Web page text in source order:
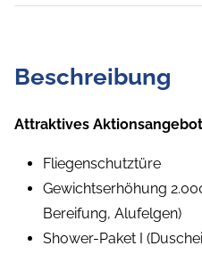
Beschreibung
Attraktives
Fliegenschutztüre
Gewichtserhöhung
Bereifung, Alufelgen)
Shower-Paket I